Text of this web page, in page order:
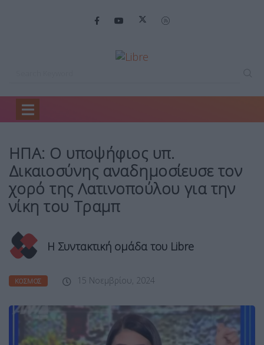
Home
ΗΠΑ: Ο υποψήφιος υπ.
Δικαιοσύνης αναδημοσίευσε τον
χορό της Λατινοπούλου για την
νίκη του Τραμπ
Η Συντακτική ομάδα του Libre
ΚΌΣΜΟΣ 15 Νοεμβρίου, 2024